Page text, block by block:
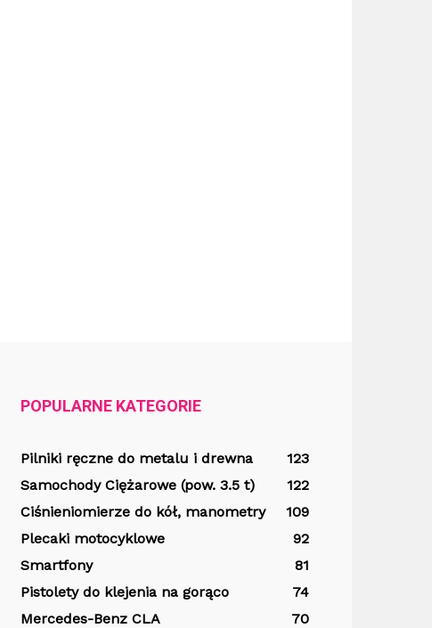
POPULARNE KATEGORIE
Pilniki ręczne do metalu i drewna
123
Samochody Ciężarowe (pow. 3.5 t)
122
Ciśnieniomierze do kół, manometry
109
Plecaki motocyklowe
92
Smartfony
81
Pistolety do klejenia na gorąco
74
Mercedes-Benz CLA
70